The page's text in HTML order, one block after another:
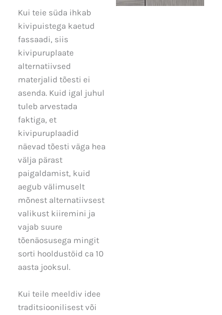
Kui teie süda ihkab
kivipuistega kaetud
fassaadi, siis
kivipuruplaate
alternatiivsed
materjalid tõesti ei
asenda. Kuid igal juhul
tuleb arvestada
faktiga, et
kivipuruplaadid
näevad tõesti väga hea
välja pärast
paigaldamist, kuid
aegub välimuselt
mõnest alternatiivsest
valikust kiiremini ja
vajab suure
tõenäosusega mingit
sorti hooldustöid ca 10
aasta jooksul.
Kui teile meeldiv idee
traditsioonilisest või